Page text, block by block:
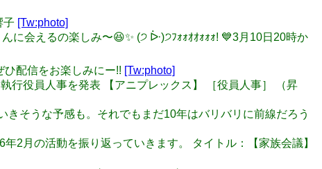
子 [Tw:photo]
に会えるの楽しみ〜😆✨ (੭ ᐕ)੭ﾌｫｫｵｵｫｫｫ! 💙3月10日20時か
配信をお楽しみにー!! [Tw:photo]
行役員人事を発表 【アニプレックス】 ［役員人事］ （昇
そうな予感も。それでもまだ10年はバリバリに前線だろう
の活動を振り返っていきます。 タイトル：【家族会議】